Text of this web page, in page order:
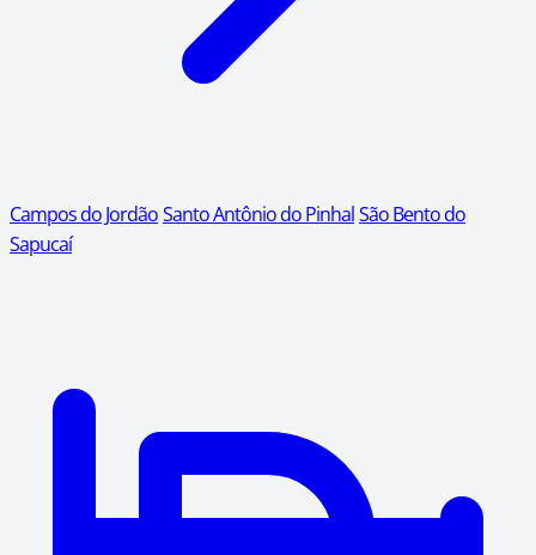
Campos do JordãoSanto Antônio do PinhalSão Bento do
Sapucaí